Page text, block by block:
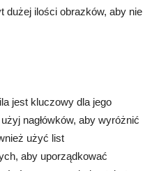
dużej ilości obrazków, aby nie
jest kluczowy dla jego
nagłówków, aby wyróżnić
użyć list
aby uporządkować